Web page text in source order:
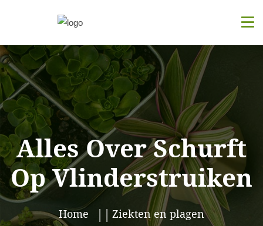
Alles Over Schurft
Op Vlinderstruiken
Home
Ziekten en plagen